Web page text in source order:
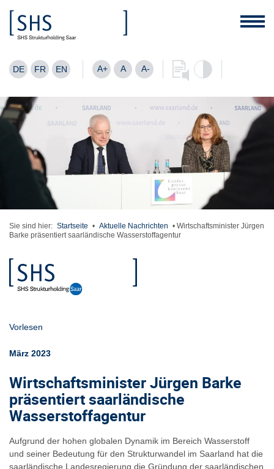
DE FR EN A+ A A-
Sie sind hier: Startseite • Aktuelle Nachrichten • Wirtschaftsminister Jürgen
Barke präsentiert saarländische Wasserstoffagentur
Vorlesen
März 2023
Wirtschaftsminister Jürgen Barke
präsentiert saarländische
Wasserstoffagentur
Aufgrund der hohen globalen Dynamik im Bereich Wasserstoff
und seiner Bedeutung für den Strukturwandel im Saarland hat die
saarländische Landesregierung die Gründung der saarländischen